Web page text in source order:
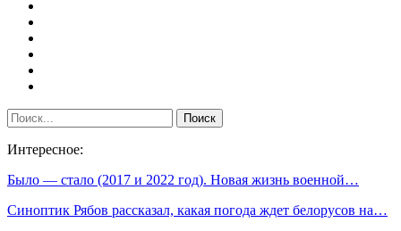
Интересное:
Было — стало (2017 и 2022 год). Новая жизнь военной…
Синоптик Рябов рассказал, какая погода ждет белорусов на…